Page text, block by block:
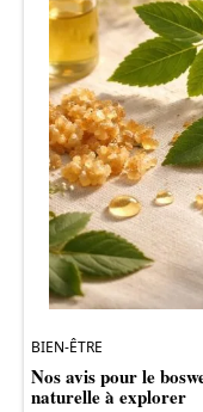
BIEN-ÊTRE
Nos avis pour le
naturelle à explorer